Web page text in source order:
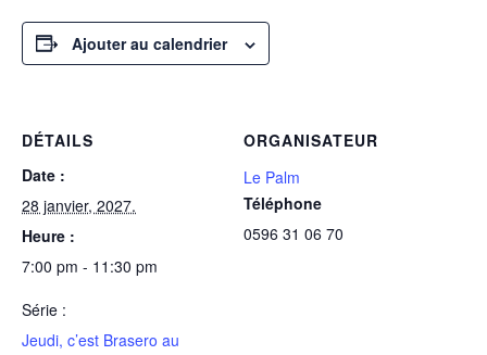
Ajouter au calendrier
DÉTAILS
Date :
28 janvier, 2027.
Heure :
7:00 pm - 11:30 pm
Série :
Jeudi, c’est Brasero au
ORGANISATEUR
Le Palm
Téléphone
0596 31 06 70